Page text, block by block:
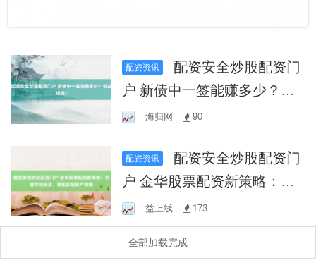
配资资讯
户 新债中一签能赚多少？收
益速览！
海归网 90
配资资讯
户 金华股票配资新策略：把
握市场脉动，轻松实现资产
增值
益上线 173
全部加载完成